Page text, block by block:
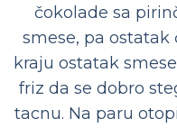
čokolade sa
smese, pa
kraju ostatak
friz da se dobro
tacnu. Na paru